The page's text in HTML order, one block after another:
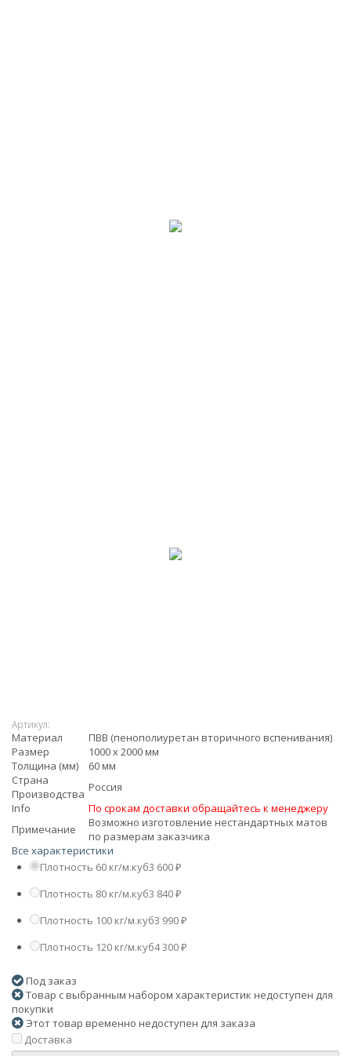
Артикул:
Материал
ПВВ (пенополиуретан вторичного вспенивания)
Размер
1000 x 2000 мм
Толщина (мм)
60 мм
Страна
Производства Россия
Info
По срокам доставки обращайтесь к менеджеру
Примечание
Возможно изготовление нестандартных матов
по размерам заказчика
Все характеристики
Плотность 60 кг/м.куб3 600 ₽
Плотность 80 кг/м.куб3 840 ₽
Плотность 100 кг/м.куб3 990 ₽
Плотность 120 кг/м.куб4 300 ₽
Под заказ
Товар с выбранным набором характеристик недоступен для
покупки
Этот товар временно недоступен для заказа
Доставка